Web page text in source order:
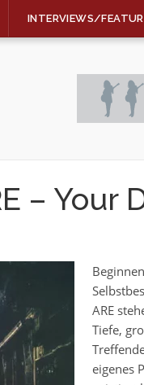
INTERVIEWS/
– Your
ARE
Tiefe,
eigenes